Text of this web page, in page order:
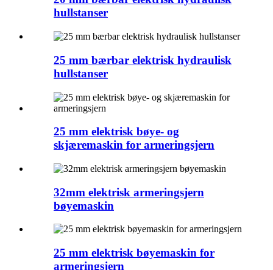
hullstanser
25 mm bærbar elektrisk hydraulisk
hullstanser
25 mm elektrisk bøye- og
skjæremaskin for armeringsjern
32mm elektrisk armeringsjern
bøyemaskin
25 mm elektrisk bøyemaskin for
armeringsjern